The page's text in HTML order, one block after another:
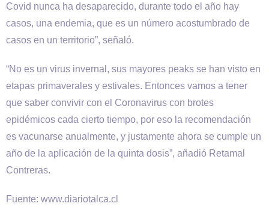
Covid nunca ha desaparecido, durante todo el año hay
casos, una endemia, que es un número acostumbrado de
casos en un territorio”, señaló.
“No es un virus invernal, sus mayores peaks se han visto en
etapas primaverales y estivales. Entonces vamos a tener
que saber convivir con el Coronavirus con brotes
epidémicos cada cierto tiempo, por eso la recomendación
es vacunarse anualmente, y justamente ahora se cumple un
año de la aplicación de la quinta dosis”, añadió Retamal
Contreras.
Fuente: www.diariotalca.cl